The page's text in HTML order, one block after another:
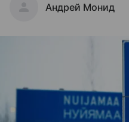
Андрей Монид